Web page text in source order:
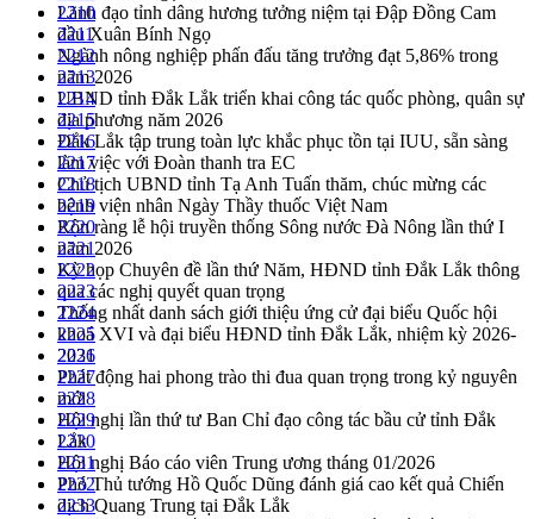
Lãnh đạo tỉnh dâng hương tưởng niệm tại Đập Đồng Cam
đầu Xuân Bính Ngọ
Ngành nông nghiệp phấn đấu tăng trưởng đạt 5,86% trong
năm 2026
UBND tỉnh Đắk Lắk triển khai công tác quốc phòng, quân sự
địa phương năm 2026
Đắk Lắk tập trung toàn lực khắc phục tồn tại IUU, sẵn sàng
làm việc với Đoàn thanh tra EC
Chủ tịch UBND tỉnh Tạ Anh Tuấn thăm, chúc mừng các
bệnh viện nhân Ngày Thầy thuốc Việt Nam
Rộn ràng lễ hội truyền thống Sông nước Đà Nông lần thứ I
năm 2026
Kỳ họp Chuyên đề lần thứ Năm, HĐND tỉnh Đắk Lắk thông
qua các nghị quyết quan trọng
Thống nhất danh sách giới thiệu ứng cử đại biểu Quốc hội
khoá XVI và đại biểu HĐND tỉnh Đắk Lắk, nhiệm kỳ 2026-
2031
Phát động hai phong trào thi đua quan trọng trong kỷ nguyên
mới
Hội nghị lần thứ tư Ban Chỉ đạo công tác bầu cử tỉnh Đắk
Lắk
Hội nghị Báo cáo viên Trung ương tháng 01/2026
Phó Thủ tướng Hồ Quốc Dũng đánh giá cao kết quả Chiến
dịch Quang Trung tại Đắk Lắk
2210
2211
2212
2213
2214
2215
2216
2217
2218
2219
2220
2221
2222
2223
2224
2225
2226
2227
2228
2229
2230
2231
2232
2233